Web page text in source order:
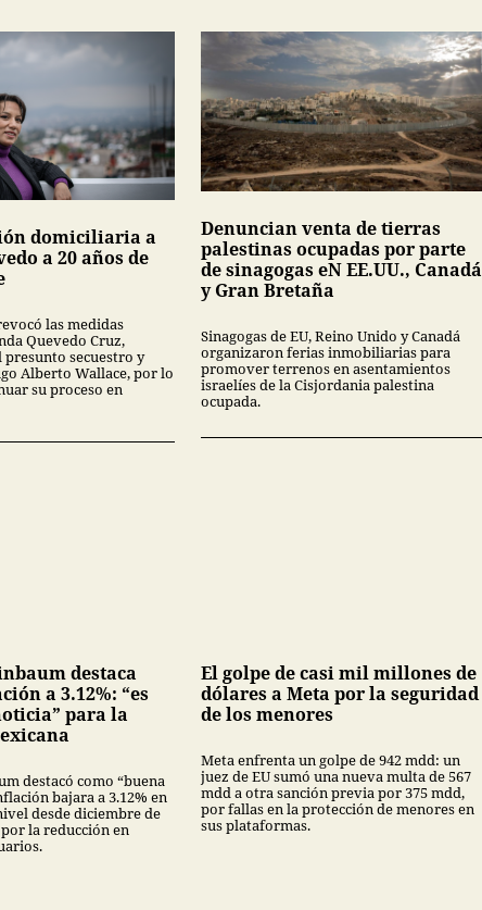
domiciliaria a
a 20 años de
las medidas
Quevedo Cruz,
presunto secuestro y
Alberto Wallace, por lo
su proceso en
Denuncian venta de tierras
palestinas ocupadas por parte
de sinagogas eN EE.UU., Canadá
y Gran Bretaña
Sinagogas de EU, Reino Unido y Canadá
organizaron ferias inmobiliarias para
promover terrenos en asentamientos
israelíes de la Cisjordania palestina
ocupada.
destaca
a 3.12%: “es
para la
destacó como “buena
bajara a 3.12% en
desde diciembre de
la reducción en
El golpe de casi mil millones de
dólares a Meta por la seguridad
de los menores
Meta enfrenta un golpe de 942 mdd: un
juez de EU sumó una nueva multa de 567
mdd a otra sanción previa por 375 mdd,
por fallas en la protección de menores en
sus plataformas.